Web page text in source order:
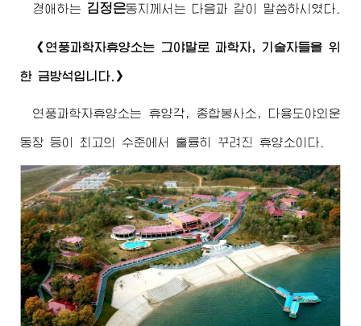
경애하는 김정은동지 께서는 다음과 같이 말씀하시였다.
《연풍과학자휴양소는 그야말로 과학자, 기술자들을 위
한 금방석입니다.》
연풍과학자휴양소는 휴양각, 종합봉사소, 다용도야외운
동장 등이 최고의 수준에서 훌륭히 꾸려진 휴양소이다.